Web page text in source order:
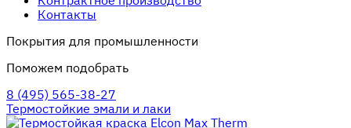
Контакты
Покрытия для промышленности
Поможем подобрать
8 (495) 565-38-27
Термостойкие эмали и лаки